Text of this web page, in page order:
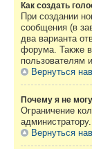
Как создать
При создании
сообщения (в
два варианта
форума. Также
пользователям
Вернуться
Почему я не
Ограничение
администратору.
Вернуться